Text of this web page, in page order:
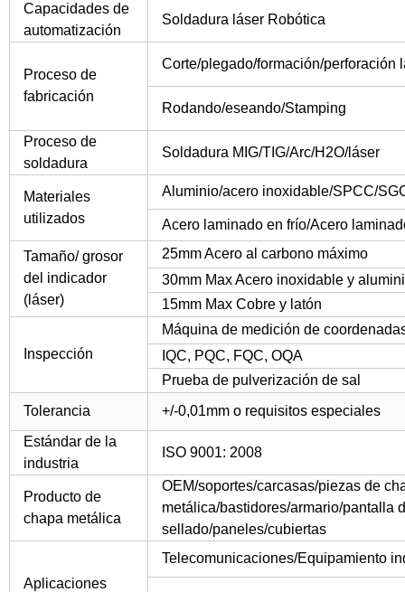
Capacidades de
automatización
Soldadura láser Robótica
Proceso de
fabricación
Corte/plegado/formación/perforación
Rodando/eseando/Stamping
Proceso de
soldadura
Soldadura MIG/TIG/Arc/H2O/láser
Materiales
utilizados
Aluminio/acero inoxidable/SPCC/
Acero laminado en frío/Acero
Tamaño/ grosor
del indicador
(láser)
25mm Acero al carbono máximo
30mm Max Acero inoxidable y
15mm Max Cobre y latón
Inspección
Máquina de medición de
IQC, PQC, FQC, OQA
Prueba de pulverización de sal
Tolerancia
+/-0,01mm o requisitos especiales
Estándar de la
industria
ISO 9001: 2008
Producto de
chapa metálica
OEM/soportes/carcasas/piezas de
metálica/bastidores/armario/pantalla
sellado/paneles/cubiertas
Aplicaciones
Telecomunicaciones/Equipamiento